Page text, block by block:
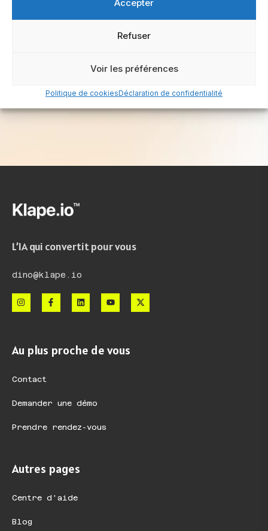
Accepter
Refuser
Voir les préférences
Politique de cookiesDéclaration de confidentialité
+180 agences immobilières nous font confiance.
L’IA qui convertit pour vous
dino@klape.io
Au plus proche de vous
Contact
Demander une démo
Prendre rendez-vous
Autres pages
Centre d'aide
Blog